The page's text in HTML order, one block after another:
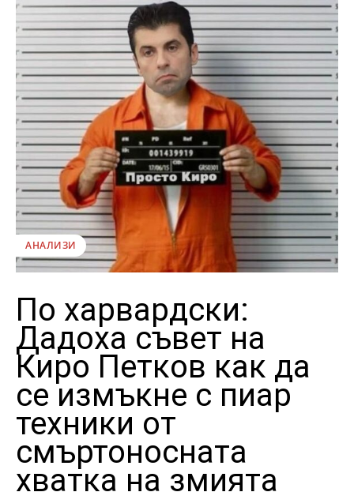
АНАЛИЗИ
По харвардски:
Дадоха съвет на
Киро Петков как да
се измъкне с пиар
техники от
смъртоносната
хватка на змията